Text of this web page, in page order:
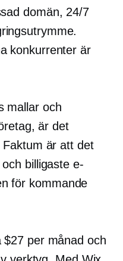
domän, 24/7
konkurrenter är
mallar och
är det
Faktum är att det
billigaste e-
för kommande
$27 per månad och